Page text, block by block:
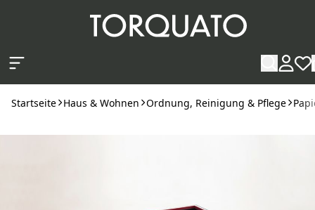
Startseite Haus & Wohnen Ordnung, Reinigung & Pflege